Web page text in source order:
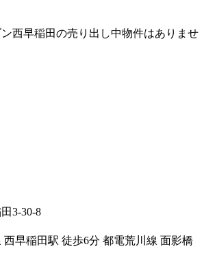
西早稲田の売り出し中物件はありませ
3-30-8
早稲田駅 徒歩6分 都電荒川線 面影橋